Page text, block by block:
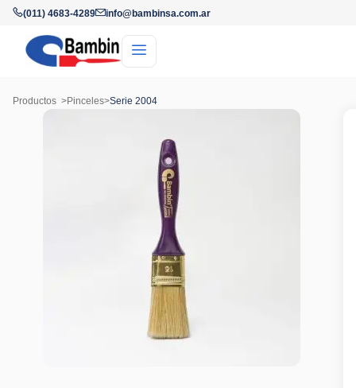
(011) 4683-4289 info@bambinsa.com.ar
Productos >Pinceles>Serie 2004